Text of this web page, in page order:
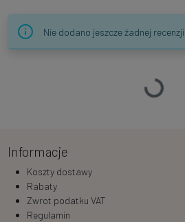
Nie dodano jeszcze żadnej recenzji.
Ładowanie…
Informacje
Koszty dostawy
Rabaty
Zwrot podatku VAT
Regulamin